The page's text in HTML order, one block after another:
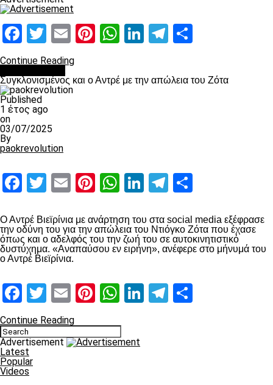
Facebook
Twitter
EmailPinterest
WhatsApp
LinkedIn
Telegram
Continue Reading
Συγκλονισμένος και ο Αντρέ με την απώλεια του Ζότα
Published
1 έτος ago
on
03/07/2025
By
paokrevolution
Facebook
Twitter
EmailPinterest
WhatsApp
LinkedIn
Telegram
Ο Αντρέ Βιεϊρίνια με ανάρτηση του στα social media εξέφρασε
την οδύνη του για την απώλεια του Ντιόγκο Ζότα που έχασε
όπως και ο αδελφός του την ζωή του σε αυτοκινητιστικό
δυστύχημα. «Αναπαύσου εν ειρήνη», ανέφερε στο μήνυμά του
ο Αντρέ Βιεϊρίνια.
Facebook
Twitter
EmailPinterest
WhatsApp
LinkedIn
Telegram
Continue Reading
Advertisement
Latest
Popular
Videos